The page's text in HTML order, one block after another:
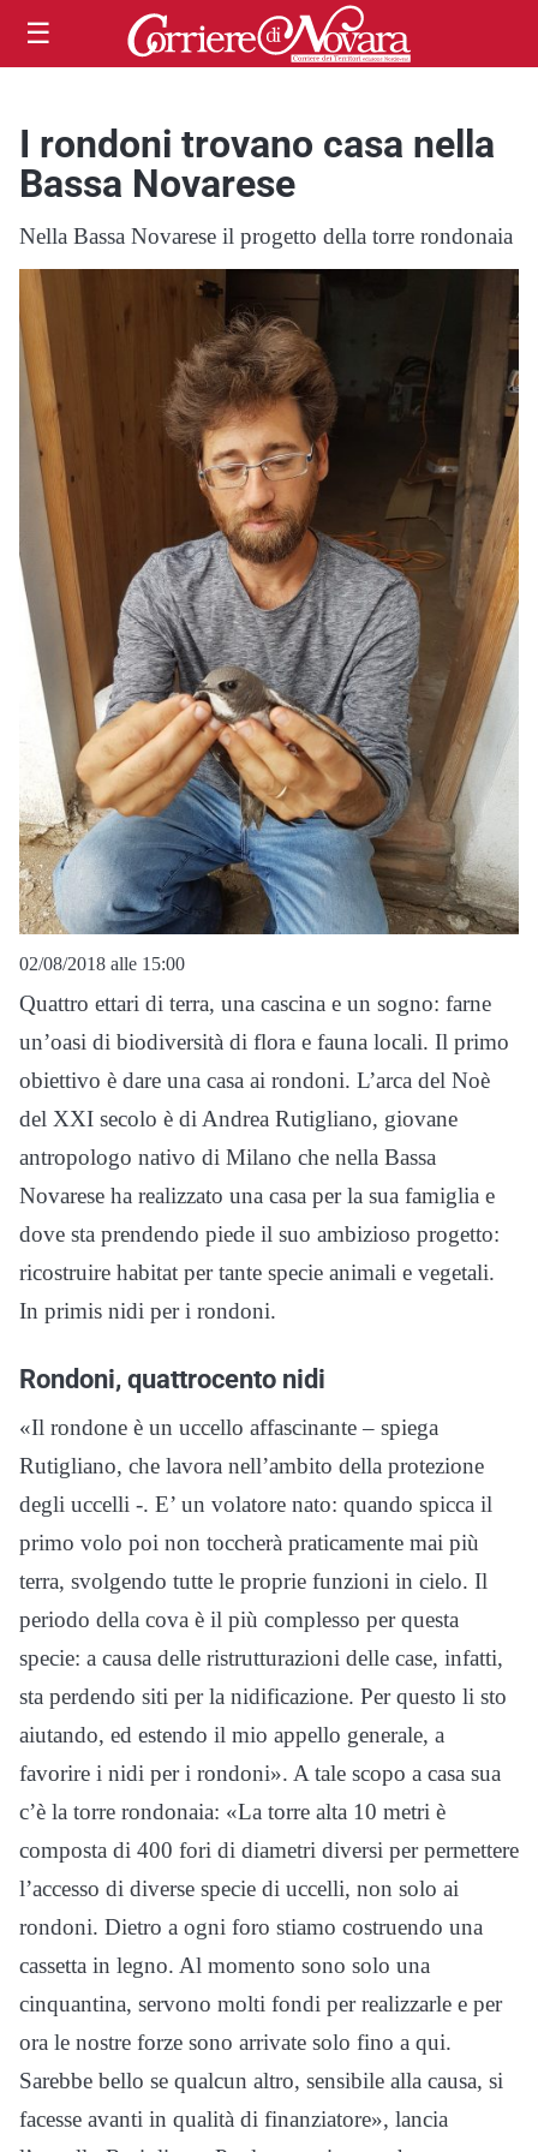
☰
I rondoni trovano casa nella
Bassa Novarese
Nella Bassa Novarese il progetto della torre rondonaia
02/08/2018 alle 15:00
Quattro ettari di terra, una cascina e un sogno: farne
un’oasi di biodiversità di flora e fauna locali. Il primo
obiettivo è dare una casa ai rondoni. L’arca del Noè
del XXI secolo è di Andrea Rutigliano, giovane
antropologo nativo di Milano che nella Bassa
Novarese ha realizzato una casa per la sua famiglia e
dove sta prendendo piede il suo ambizioso progetto:
ricostruire habitat per tante specie animali e vegetali.
In primis nidi per i rondoni.
Rondoni, quattrocento nidi
«Il rondone è un uccello affascinante – spiega
Rutigliano, che lavora nell’ambito della protezione
degli uccelli -. E’ un volatore nato: quando spicca il
primo volo poi non toccherà praticamente mai più
terra, svolgendo tutte le proprie funzioni in cielo. Il
periodo della cova è il più complesso per questa
specie: a causa delle ristrutturazioni delle case, infatti,
sta perdendo siti per la nidificazione. Per questo li sto
aiutando, ed estendo il mio appello generale, a
favorire i nidi per i rondoni». A tale scopo a casa sua
c’è la torre rondonaia: «La torre alta 10 metri è
composta di 400 fori di diametri diversi per permettere
l’accesso di diverse specie di uccelli, non solo ai
rondoni. Dietro a ogni foro stiamo costruendo una
cassetta in legno. Al momento sono solo una
cinquantina, servono molti fondi per realizzarle e per
ora le nostre forze sono arrivate solo fino a qui.
Sarebbe bello se qualcun altro, sensibile alla causa, si
facesse avanti in qualità di finanziatore», lancia